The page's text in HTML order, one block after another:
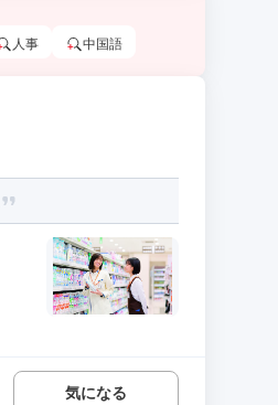
人事 中国語
気になる